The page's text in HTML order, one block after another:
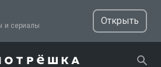
ТВ, фильмы и сериалы
Открыть